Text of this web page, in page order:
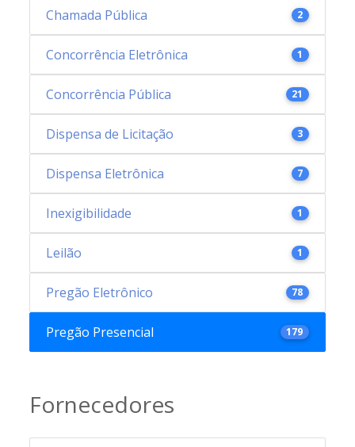
Chamada Pública 2
Concorrência Eletrônica 1
Concorrência Pública 21
Dispensa de Licitação 3
Dispensa Eletrônica 7
Inexigibilidade 1
Leilão 1
Pregão Eletrônico 78
Pregão Presencial 179
Fornecedores